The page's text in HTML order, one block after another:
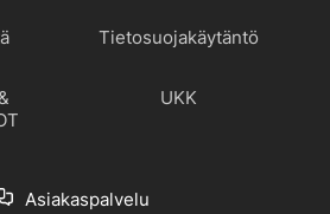
Tietosuojakäytäntö
UKK
Asiakaspalvelu